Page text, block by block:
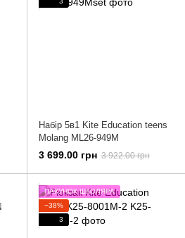
Набір 5в1 Kite Education teens
Molang ML26-949M
3 699.00 грн 3 922.00 грн
ПАКУНОК ШКОЛЯРА
−38%
3